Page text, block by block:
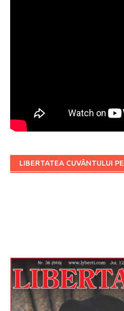
LIBERTATEA CUVÂNTULUI